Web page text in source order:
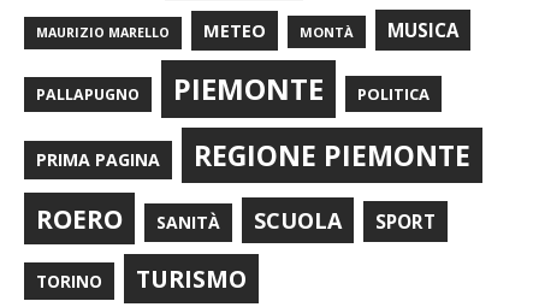
MAURIZIO MARELLO METEO MONTÀ MUSICA
PALLAPUGNO PIEMONTE POLITICA
PRIMA PAGINA REGIONE PIEMONTE
ROERO SANITÀ SCUOLA SPORT
TORINO TURISMO